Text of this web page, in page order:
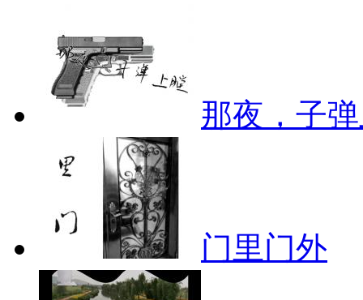
那夜，子
门里门外